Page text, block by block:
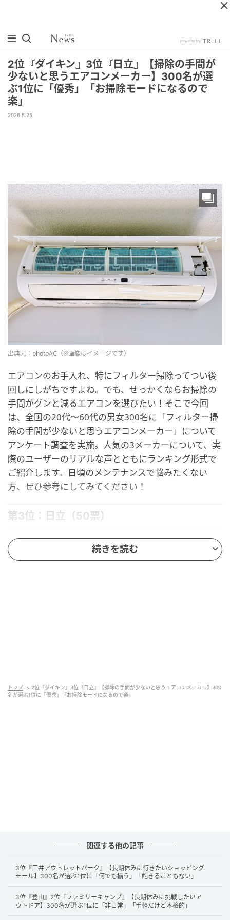
2位『ダイキン』3位『日立』【掃除の手間が
少ないと思うエアコンメーカー】300名が選
ぶ1位に「優秀」「お掃除モードになるので
楽」
2026.5.25
出典元：photoAC（※画像はイメージです）
エアコンのお手入れ、特にフィルター掃除ってつい後
回しにしがちですよね。でも、せっかくならお掃除の
手間がグンと減るエアコンを選びたい！そこで今回
は、全国の20代〜60代の男女300名に「フィルター掃
除の手間が少ないと思うエアコンメーカー」について
アンケート調査を実施。人気の3メーカーについて、実
際のユーザーのリアルな声とともにランキング形式で
ご紹介します。日頃のメンテナンスで悩みたくない
方、ぜひ参考にしてみてください！
第3位：日立（50票）
第3位は、
りしなくてもおおかたの掃除はしてくれるため（31歳/女性）
第2位：ダイキン（88票）
第2位は、「ダイキン」。
ダイキンエアコンは、全体的に構造がシンプルでフィ
ルターの取り外しや掃除がしやすいことがユーザーか
続きを読む
トップ
2位『ダイキン』3位『日立』【掃除の手間が少ないと思うエアコンメーカー】300
名が選ぶ1位に「優秀」「お掃除モードになるので楽」
関連する他の記事
3位『三井アウトレットパーク』【長期休みに行きたいショッピング
モール】300名が選ぶ1位に「何でも揃う」「飽きることもない」
3位『登山』2位『ファミリーキャンプ』【長期休みに挑戦したいア
ウトドア】300名が選ぶ1位に「非日常」「手軽だけど本格的」